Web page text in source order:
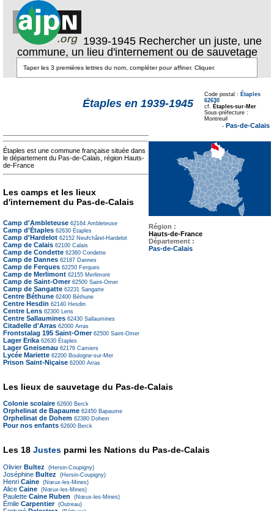
1939-1945 Rechercher un juste, une
commune, un lieu d'internement ou de sauvetage
Étaples en 1939-1945
Code postal : Étaples
62630
cf. Étaples-sur-Mer
Sous-préfecture :
Montreuil
- Pas-de-Calais
Région :
Hauts-de-France
Département :
Pas-de-Calais
Étaples est une commune française située dans
le département du Pas-de-Calais, région Hauts-
de-France
Les camps et les lieux
d'internement du Pas-de-Calais
Camp d'Ambleteuse 62164 Ambleteuse
Camp d'Étaples 62630 Étaples
Camp d'Hardelot 62152 Neufchâtel-Hardelot
Camp de Calais 62100 Calais
Camp de Condette 62360 Condette
Camp de Dannes 62187 Dannes
Camp de Ferques 62250 Ferques
Camp de Merlimont 62155 Merlimont
Camp de Saint-Omer 62500 Saint-Omer
Camp de Sangatte 62231 Sangatte
Centre Béthune 62400 Béthune
Centre Hesdin 62140 Hesdin
Centre Lens 62300 Lens
Centre Sallaumines 62430 Sallaumines
Citadelle d'Arras 62000 Arras
Frontstalag 195 Saint-Omer 62500 Saint-Omer
Lager Erika 62630 Étaples
Lager Gneisenau 62176 Camiers
Lycée Mariette 62200 Boulogne-sur-Mer
Prison Saint-Niçaise 62000 Arras
Les lieux de sauvetage du Pas-de-Calais
Colonie scolaire 62600 Berck
Orphelinat de Bapaume 62450 Bapaume
Orphelinat de Dohem 62380 Dohem
Pour nos enfants 62600 Berck
Les 18 Justes parmi les Nations du Pas-de-Calais
Olivier Bultez (Hersin-Coupigny)
Joséphine Bultez (Hersin-Coupigny)
Henri Caine (Nœux-les-Mines)
Alice Caine (Nœux-les-Mines)
Paulette Caine Ruben (Nœux-les-Mines)
Émile Carpentier (Outreau)